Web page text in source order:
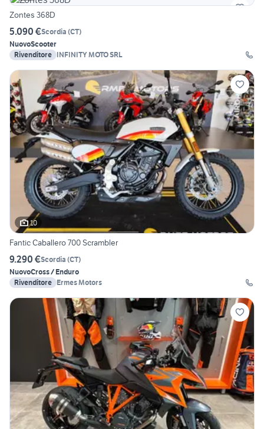
Zontes 368D
5.090 €Scordia (CT)
NuovoScooter
Rivenditore INFINITY MOTO SRL
10
Fantic Caballero 700 Scrambler
9.290 €Scordia (CT)
NuovoCross / Enduro
Rivenditore Ermes Motors